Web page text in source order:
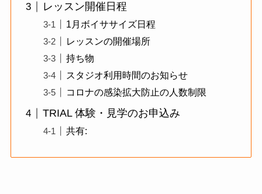
レッスン開催日程
1月ボイササイズ日程
レッスンの開催場所
持ち物
スタジオ利用時間のお知らせ
コロナの感染拡大防止の人数制限
TRIAL 体験・見学のお申込み
共有: